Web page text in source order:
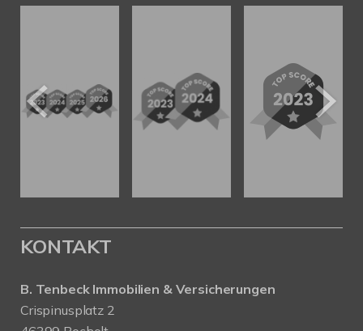
KONTAKT
B. Tenbeck Immobilien & Versicherungen
Crispinusplatz 2